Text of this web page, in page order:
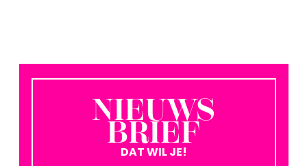
NIEUWS
BRIEF
DAT WIL JE!